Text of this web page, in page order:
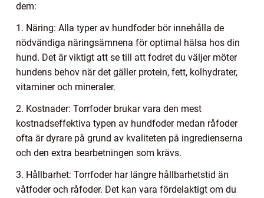
dem:
1. Näring: Alla typer av hundfoder bör innehålla de
nödvändiga näringsämnena för optimal hälsa hos din
hund. Det är viktigt att se till att fodret du väljer möter
hundens behov när det gäller protein, fett, kolhydrater,
vitaminer och mineraler.
2. Kostnader: Torrfoder brukar vara den mest
kostnadseffektiva typen av hundfoder medan råfoder
ofta är dyrare på grund av kvaliteten på ingredienserna
och den extra bearbetningen som krävs.
3. Hållbarhet: Torrfoder har längre hållbarhetstid än
våtfoder och råfoder. Det kan vara fördelaktigt om du